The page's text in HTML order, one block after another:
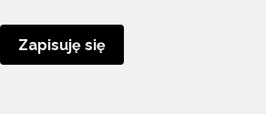
Zapisuję się